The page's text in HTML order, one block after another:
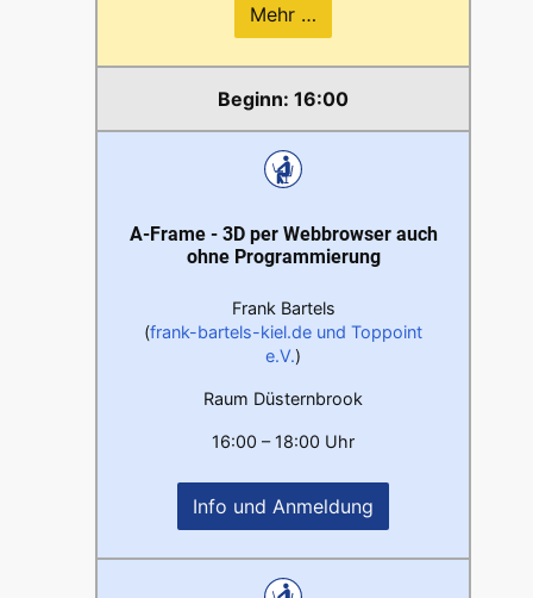
Mehr …
16:00
A-Frame - 3D per Webbrowser auch
ohne Programmierung
Frank Bartels
(frank-bartels-kiel.de und Toppoint
e.V.)
Raum Düsternbrook
16:00 – 18:00 Uhr
Info und Anmeldung